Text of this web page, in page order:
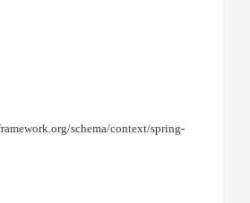
schema/context/spring-